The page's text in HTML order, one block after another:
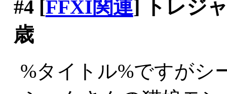
#4[FFXI関連] トレジ
歳
%タイトル%ですがシ